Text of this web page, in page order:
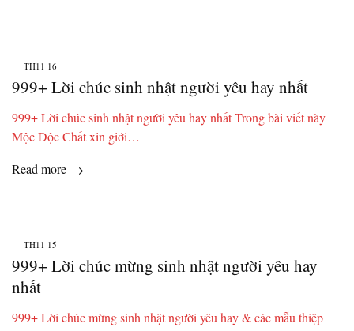
TH11 16
999+ Lời chúc sinh nhật người yêu hay nhất
999+ Lời chúc sinh nhật người yêu hay nhất Trong bài viết này
Mộc Độc Chất xin giới…
Read more
TH11 15
999+ Lời chúc mừng sinh nhật người yêu hay
nhất
999+ Lời chúc mừng sinh nhật người yêu hay & các mẫu thiệp